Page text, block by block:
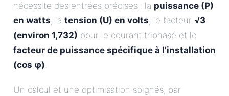
nécessite des entrées précises : la puissance (P)
en watts, la tension (U) en volts, le facteur √3
(environ 1,732) pour le courant triphasé et le
facteur de puissance spécifique à l’installation
(cos φ).
Un calcul et une optimisation soignés, par